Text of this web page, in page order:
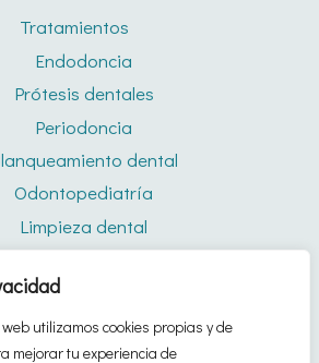
web utilizamos cookies propias y de
mejorar tu experiencia de
Tratamientos
Endodoncia
Prótesis dentales
Periodoncia
dental
Odontopediatría
Limpieza dental
Quiénes somos
Blog